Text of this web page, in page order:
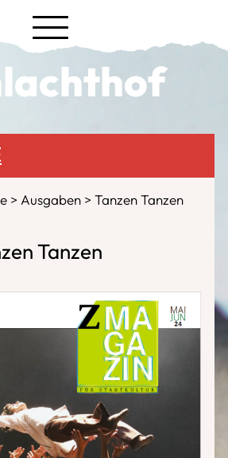
Ausgaben
Tanzen Tanzen
Tanzen